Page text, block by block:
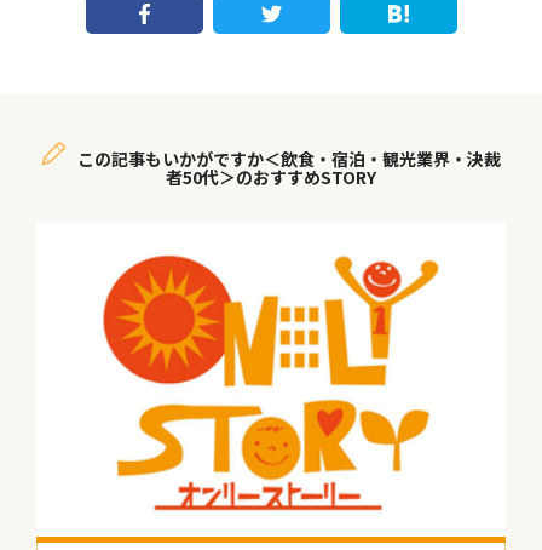
この記事もいかがですか＜飲食・宿泊・観光業界・決裁
者50代＞のおすすめSTORY